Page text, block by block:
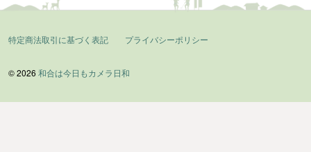
特定商法取引に基づく表記 プライバシーポリシー
© 2026 和合は今日もカメラ日和